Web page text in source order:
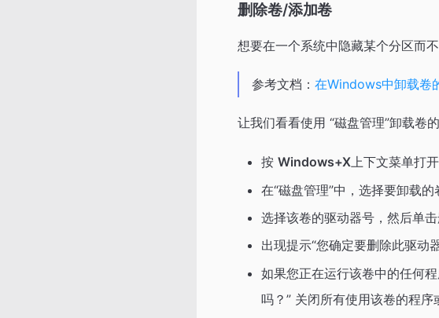
删除卷/添加卷
想要在一个系统中隐藏某个分区而
参考文档： 在Windows中卸载卷
让我们看看使用 “磁盘管理”卸载卷的
按 Windows+X上下文菜单打
在“磁盘管理”中，选择要卸载
选择该卷的驱动器号，然后单
出现提示“您确定要删除此驱动
如果您正在运行该卷中的任何
吗？” 关闭所有使用该卷的程